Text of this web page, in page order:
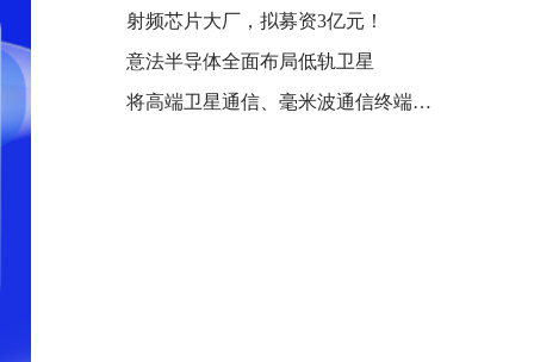
射频芯片大厂，拟募资3亿元！
意法半导体全面布局低轨卫星
将高端卫星通信、毫米波通信终端量产成本从万元级降至千元级，我国成功完成超表面电磁调控核心技术功能样品研制